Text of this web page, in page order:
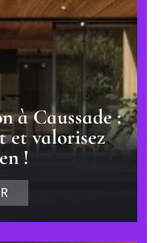
à Caussade :
et valorisez
!